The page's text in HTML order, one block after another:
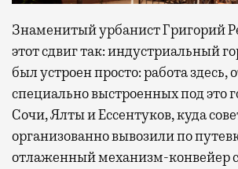
Знаменитый урбанист Григорий
этот сдвиг так: индустриальный
был устроен просто: работа здесь,
специально выстроенных под это
Сочи, Ялты и Ессентуков, куда
организованно вывозили по
отлаженный механизм-конвейер